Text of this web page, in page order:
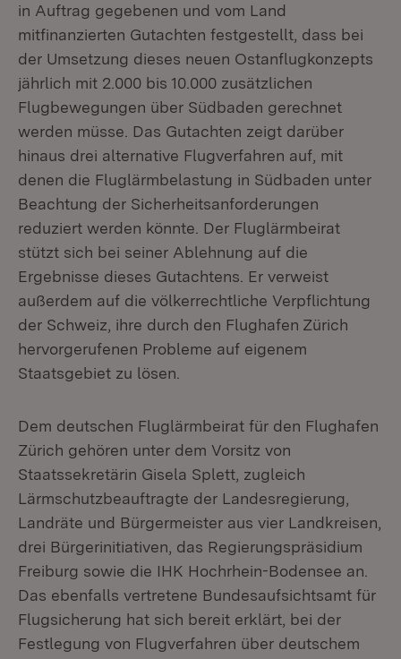
in Auftrag gegebenen und vom Land
mitfinanzierten Gutachten festgestellt, dass bei
der Umsetzung dieses neuen Ostanflugkonzepts
jährlich mit 2.000 bis 10.000 zusätzlichen
Flugbewegungen über Südbaden gerechnet
werden müsse. Das Gutachten zeigt darüber
hinaus drei alternative Flugverfahren auf, mit
denen die Fluglärmbelastung in Südbaden unter
Beachtung der Sicherheitsanforderungen
reduziert werden könnte. Der Fluglärmbeirat
stützt sich bei seiner Ablehnung auf die
Ergebnisse dieses Gutachtens. Er verweist
außerdem auf die völkerrechtliche Verpflichtung
der Schweiz, ihre durch den Flughafen Zürich
hervorgerufenen Probleme auf eigenem
Staatsgebiet zu lösen.
Dem deutschen Fluglärmbeirat für den Flughafen
Zürich gehören unter dem Vorsitz von
Staatssekretärin Gisela Splett, zugleich
Lärmschutzbeauftragte der Landesregierung,
Landräte und Bürgermeister aus vier Landkreisen,
drei Bürgerinitiativen, das Regierungspräsidium
Freiburg sowie die IHK Hochrhein-Bodensee an.
Das ebenfalls vertretene Bundesaufsichtsamt für
Flugsicherung hat sich bereit erklärt, bei der
Festlegung von Flugverfahren über deutschem